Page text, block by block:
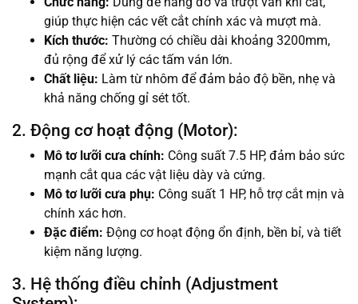
giúp thực hiện các vết cắt chính xác và mượt mà.
Kích thước: Thường có chiều dài khoảng 3200mm,
đủ rộng để xử lý các tấm ván lớn.
Chất liệu: Làm từ nhôm để đảm bảo độ bền, nhẹ và
khả năng chống gỉ sét tốt.
2. Động cơ hoạt động (Motor):
Mô tơ lưỡi cưa chính: Công suất 7.5 HP, đảm bảo sức
mạnh cắt qua các vật liệu dày và cứng.
Mô tơ lưỡi cưa phụ: Công suất 1 HP, hỗ trợ cắt mịn và
chính xác hơn.
Đặc điểm: Động cơ hoạt động ổn định, bền bỉ, và tiết
kiệm năng lượng.
3. Hệ thống điều chỉnh (Adjustment